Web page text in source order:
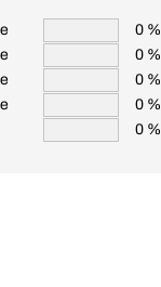
0 %
0 %
0 %
0 %
0 %